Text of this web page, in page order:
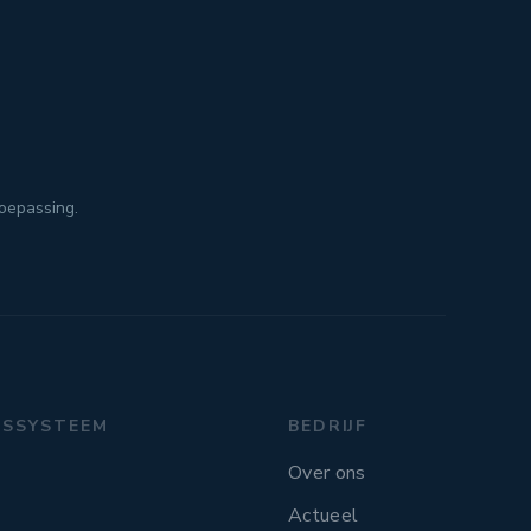
BEDRIJF
Over ons
Actueel